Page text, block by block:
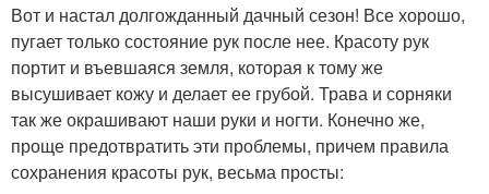
Вот и настал долгожданный дачный сезон! Все хорошо,
пугает только состояние рук после нее. Красоту рук
портит и въевшаяся земля, которая к тому же
высушивает кожу и делает ее грубой. Трава и сорняки
так же окрашивают наши руки и ногти. Конечно же,
проще предотвратить эти проблемы, причем правила
сохранения красоты рук, весьма просты: